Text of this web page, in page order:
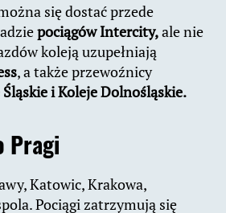
się dostać przede
pociągów Intercity,ale nie
koleją uzupełniają
, a także przewoźnicy
i Koleje Dolnośląskie.
Pragi
Katowic, Krakowa,
Pociągi zatrzymują się